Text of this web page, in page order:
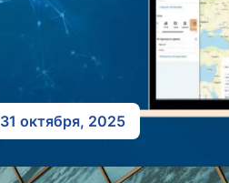
31 октября, 2025